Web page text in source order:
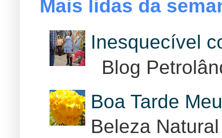
Mais lidas da
Inesquecível
Blog
Boa Tarde
Beleza